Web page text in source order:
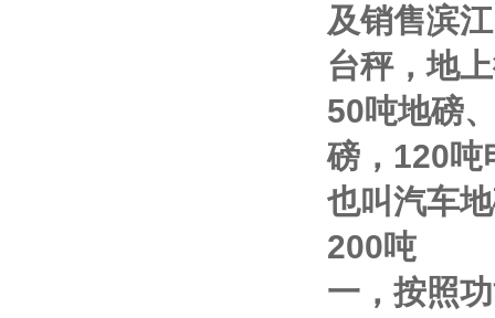
及销售滨
台秤，地
50吨地磅
磅， 120吨
也叫汽车
200吨
一，按照